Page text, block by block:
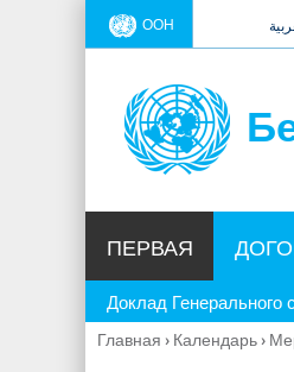
ООН
ПЕРВАЯ
Доклад Генерального
Вы
Главная › Календарь›